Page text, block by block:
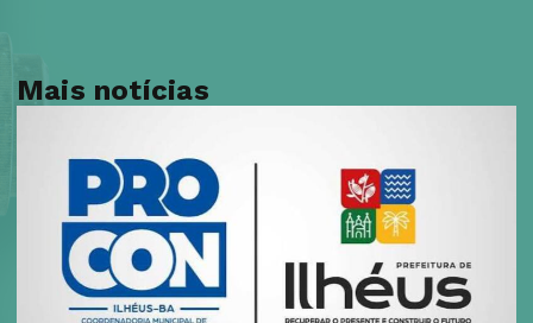
Mais notícias